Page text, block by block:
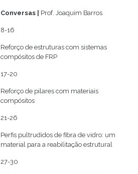
Conversas | Prof. Joaquim Barros
8-16
Reforço de estruturas com sistemas
compósitos de FRP
17-20
Reforço de pilares com materiais
compósitos
21-26
Perfis pultrudidos de fibra de vidro: um
material para a reabilitação estrutural
27-30